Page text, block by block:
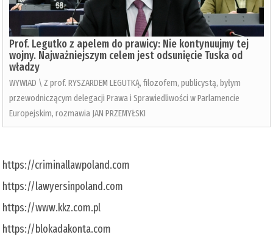
Prof. Legutko z apelem do prawicy: Nie kontynuujmy tej
wojny. Najważniejszym celem jest odsunięcie Tuska od
władzy
WYWIAD \ Z prof. RYSZARDEM LEGUTKĄ, filozofem, publicystą, byłym
przewodniczącym delegacji Prawa i Sprawiedliwości w Parlamencie
Europejskim, rozmawia JAN PRZEMYŁSKI
https://criminallawpoland.com
https://lawyersinpoland.com
https://www.kkz.com.pl
https://blokadakonta.com